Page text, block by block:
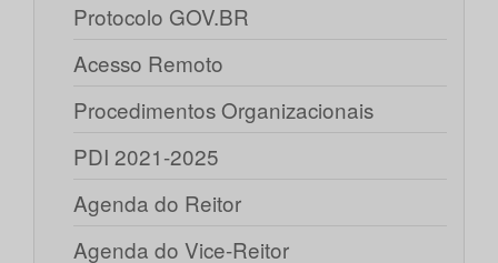
Protocolo GOV.BR
Acesso Remoto
Procedimentos Organizacionais
PDI 2021-2025
Agenda do Reitor
Agenda do Vice-Reitor